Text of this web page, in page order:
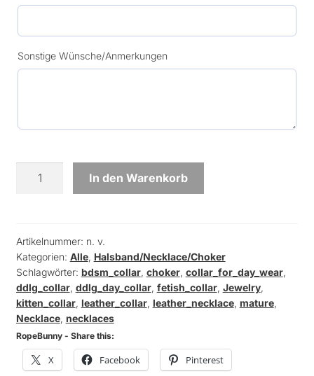
Sonstige Wünsche/Anmerkungen
leather
3
Ringe
Menge
In den Warenkorb
Artikelnummer: n. v.
Kategorien: Alle, Halsband/Necklace/Choker
Schlagwörter: bdsm_collar, choker, collar_for_day_wear,
ddlg_collar, ddlg_day_collar, fetish_collar, Jewelry,
kitten_collar, leather_collar, leather_necklace, mature,
Necklace, necklaces
RopeBunny - Share this:
X Facebook Pinterest